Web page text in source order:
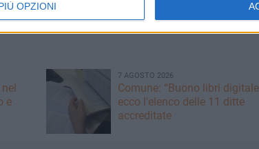
OPZIONI
DIMENSIONAMENTO SCOLASTICO
FUTURA RETE CIVICA POPOLARE
e
7 AGOSTO 2026
Comune: “Buono libri
ecco l'elenco delle 11 ditte
accreditate